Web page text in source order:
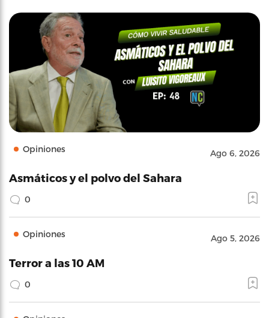
Opiniones Ago 6, 2026
Asmáticos y el polvo del Sahara
0
Opiniones Ago 5, 2026
Terror a las 10 AM
0